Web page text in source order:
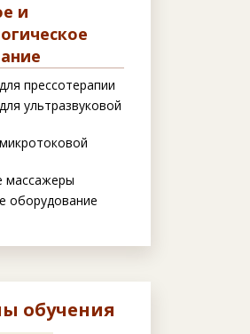
и
прессотерапии
ультразвуковой
массажеры
оборудование
обучения